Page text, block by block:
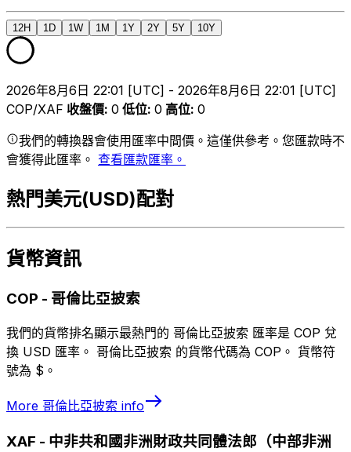
12H 1D 1W 1M 1Y 2Y 5Y 10Y
2026年8月6日 22:01 [UTC] - 2026年8月6日 22:01 [UTC]
COP/XAF 收盤價: 0 低位: 0 高位: 0
我們的轉換器會使用匯率中間價。這僅供參考。您匯款時不
會獲得此匯率。 查看匯款匯率。
熱門美元(USD)配對
貨幣資訊
COP - 哥倫比亞披索
我們的貨幣排名顯示最熱門的 哥倫比亞披索 匯率是 COP 兌
換 USD 匯率。 哥倫比亞披索 的貨幣代碼為 COP。 貨幣符
號為 $。
More 哥倫比亞披索 info
XAF - 中非共和國非洲財政共同體法郎（中部非洲